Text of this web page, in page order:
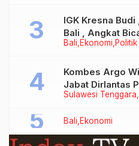
Bali Ekonomi Politik
IGK Kresna Budi
Bali , Angkat
Bersubsidi Jenis
Sulawesi Tenggara
Kombes Argo
Jabat Dirlantas
Bali Ekonomi